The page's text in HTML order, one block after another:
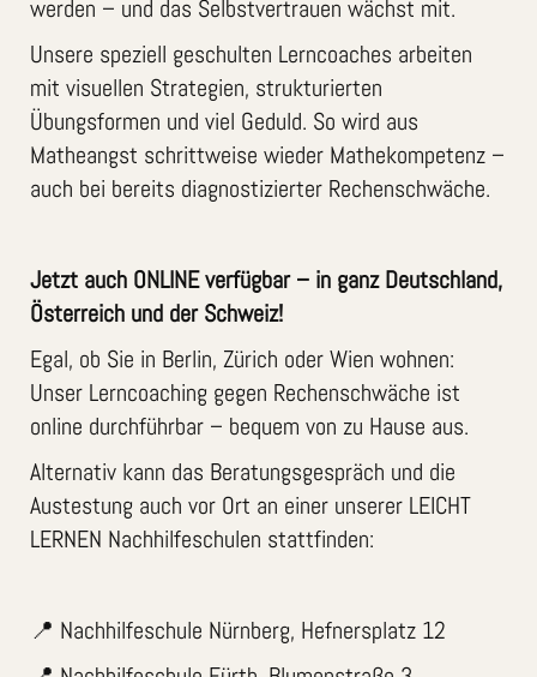
werden – und das Selbstvertrauen wächst mit.
Unsere speziell geschulten Lerncoaches arbeiten
mit visuellen Strategien, strukturierten
Übungsformen und viel Geduld. So wird aus
Matheangst schrittweise wieder Mathekompetenz –
auch bei bereits diagnostizierter Rechenschwäche.
Jetzt auch ONLINE verfügbar – in ganz Deutschland,
Österreich und der Schweiz!
Egal, ob Sie in Berlin, Zürich oder Wien wohnen:
Unser Lerncoaching gegen Rechenschwäche ist
online durchführbar – bequem von zu Hause aus.
Alternativ kann das Beratungsgespräch und die
Austestung auch vor Ort an einer unserer LEICHT
LERNEN Nachhilfeschulen stattfinden:
📍 Nachhilfeschule Nürnberg, Hefnersplatz 12